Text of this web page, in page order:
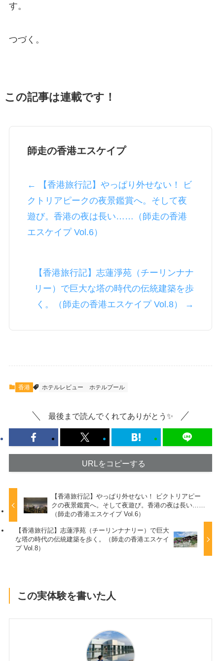
す。
つづく。
この記事は連載です！
師走の香港エスケイプ
← 【香港旅行記】やっぱり外せない！ ビ
クトリアピークの夜景鑑賞へ。そして夜
遊び。香港の夜は長い……（師走の香港
エスケイプ Vol.6）
【香港旅行記】志蓮淨苑（チーリンナナ
リー）で巨大な塔の時代の伝統建築を歩
く。（師走の香港エスケイプ Vol.8） →
香港 ホテルレビュー ホテルプール
最後まで読んでくれてありがとう✨
URLをコピーする
【香港旅行記】やっぱり外せない！ ビクトリアピー
クの夜景鑑賞へ。そして夜遊び。香港の夜は長い……
（師走の香港エスケイプ Vol.6）
【香港旅行記】志蓮淨苑（チーリンナナリー）で巨大
な塔の時代の伝統建築を歩く。（師走の香港エスケイ
プ Vol.8）
この実体験を書いた人